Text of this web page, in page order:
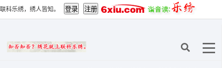
联科乐绣，绣人皆知。